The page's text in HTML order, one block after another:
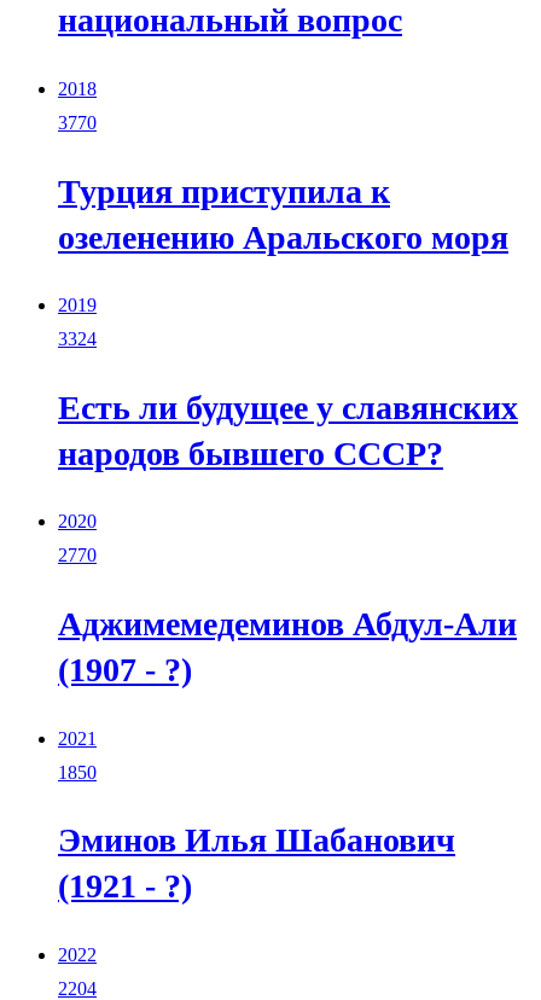
национальный вопрос
2018
3770
Турция приступила к
озеленению Аральского моря
2019
3324
Есть ли будущее у славянских
народов бывшего СССР?
2020
2770
Аджимемедеминов Абдул-Али
(1907 - ?)
2021
1850
Эминов Илья Шабанович
(1921 - ?)
2022
2204